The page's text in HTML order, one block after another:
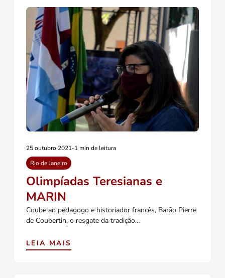
25 outubro 2021-1 min de leitura
Rio de Janeiro
Olimpíadas Teresianas e
MARIN
Coube ao pedagogo e historiador francês, Barão Pierre
de Coubertin, o resgate da tradição…
LEIA MAIS